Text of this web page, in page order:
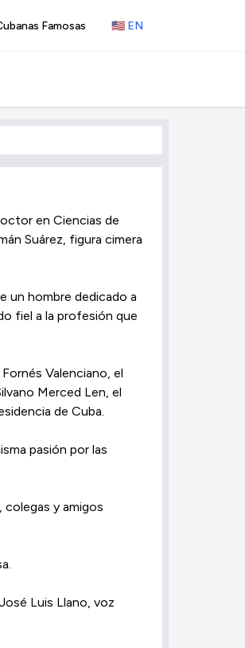
Famosas 🇺🇸 EN
en Ciencias de
Suárez, figura cimera
un hombre dedicado a
fiel a la profesión que
Valenciano, el
Merced Len, el
de Cuba.
pasión por las
colegas y amigos
Luis Llano, voz